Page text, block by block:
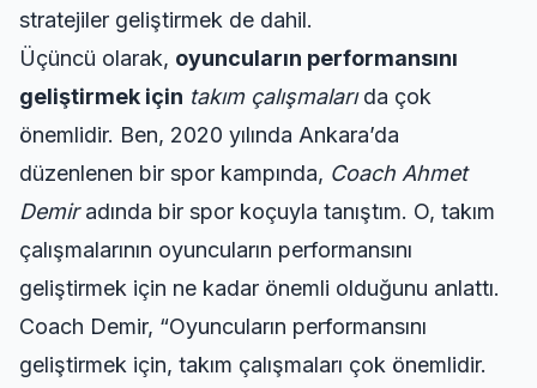
stratejiler geliştirmek de dahil.
Üçüncü olarak, oyuncuların performansını
geliştirmek için takım çalışmalarıda çok
önemlidir. Ben, 2020 yılında Ankara’da
düzenlenen bir spor kampında, Coach Ahmet
Demiradında bir spor koçuyla tanıştım. O, takım
çalışmalarının oyuncuların performansını
geliştirmek için ne kadar önemli olduğunu anlattı.
Coach Demir,
Oyuncuların performansını
geliştirmek için, takım çalışmaları çok önemlidir.